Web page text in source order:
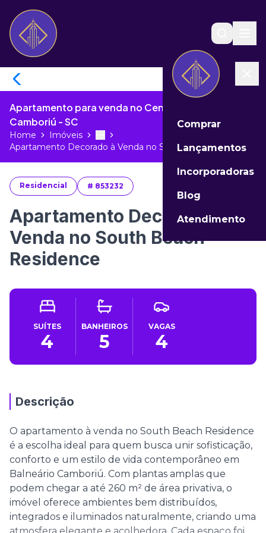
Comprar
Lançamentos
Incorporadoras
Blog
Atendimento
Apartamento para venda no Centro de Balneário
Camboriú - SC
Home Imóveis More
Toggle menu
Apartamento Decorado à Venda no Sou...
Residencial # 853232
Apartamento Decorado à
Venda no South Beach
Residence
SUÍTES
4
BANHEIROS
5
VAGAS
4
Descrição
O apartamento à venda no South Beach Residence
é a escolha ideal para quem busca unir sofisticação,
conforto e um estilo de vida contemporâneo em
Balneário Camboriú. Com plantas amplas que
podem chegar a até 260 m² de área privativa, o
imóvel oferece ambientes bem distribuídos,
integrados e iluminados naturalmente, criando uma